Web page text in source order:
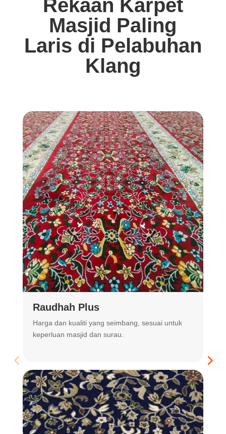
Rekaan Karpet
Masjid Paling
Laris di Pelabuhan
Klang
Raudhah Plus
Harga dan kualiti yang seimbang, sesuai untuk
keperluan masjid dan surau.